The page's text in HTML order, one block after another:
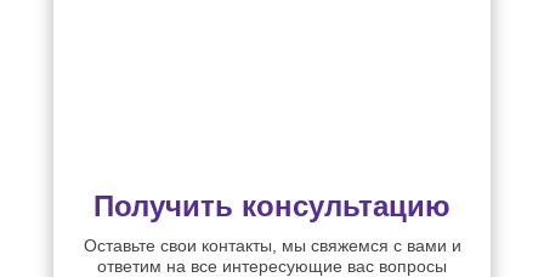
Получить консультацию
Оставьте свои контакты, мы свяжемся с вами и
ответим на все интересующие вас вопросы